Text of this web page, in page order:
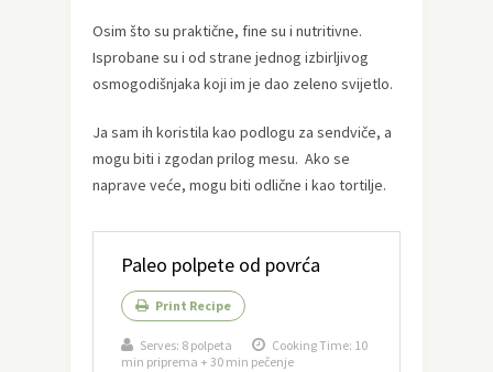
Osim što su praktične, fine su i nutritivne.
Isprobane su i od strane jednog izbirljivog
osmogodišnjaka koji im je dao zeleno svijetlo.
Ja sam ih koristila kao podlogu za sendviče, a
mogu biti i zgodan prilog mesu. Ako se
naprave veće, mogu biti odlične i kao tortilje.
Paleo polpete od povrća
Print Recipe
Serves: 8 polpeta
Cooking Time: 10
min priprema + 30 min pečenje